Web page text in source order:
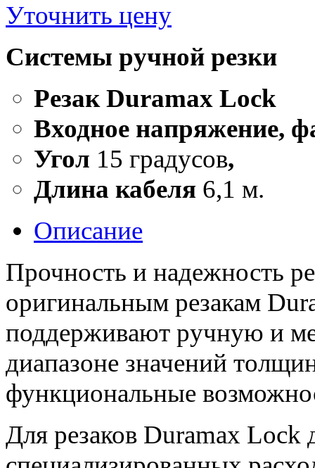
Уточнить цену
Системы ручной резки
Резак Duramax Lock
Входное напряжение,
Угол 15 градусов,
Длина кабеля 6,1 м.
Описание
Прочность и надежность
оригинальным резакам
поддерживают ручную и
диапазоне значений
функциональные
Для резаков Duramax